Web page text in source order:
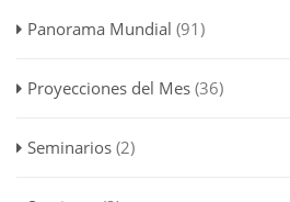
Panorama Mundial (91)
Proyecciones del Mes (36)
Seminarios (2)